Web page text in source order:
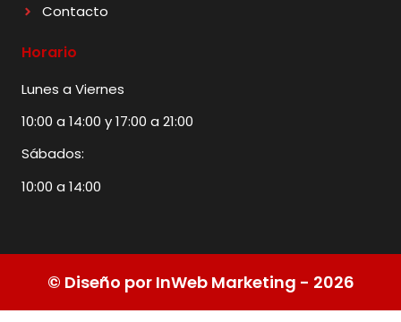
Contacto
Horario
Lunes a Viernes
10:00 a 14:00 y 17:00 a 21:00
Sábados:
10:00 a 14:00
© Diseño por InWeb Marketing - 2026